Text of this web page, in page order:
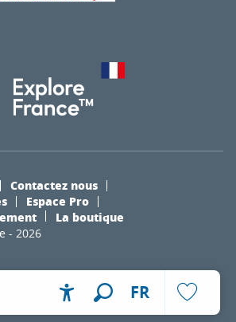
Accessibilité
FR
- 2026
Contactez nous
Espace Pro
La boutique